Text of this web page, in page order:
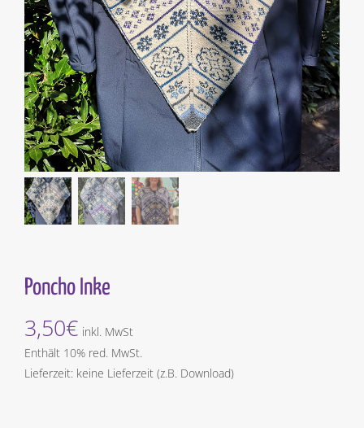
Poncho Inke
3,50€ inkl. MwSt
Enthält 10% red. MwSt.
Lieferzeit: keine Lieferzeit (z.B. Download)